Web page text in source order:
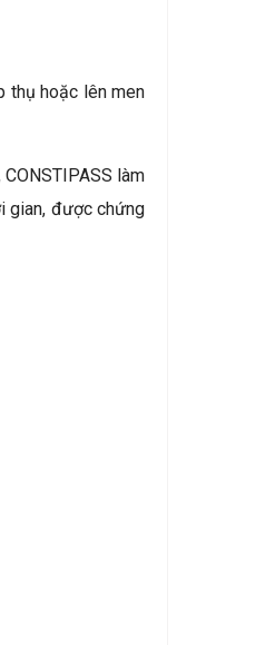
thụ hoặc lên men
làm
gian, được chứng